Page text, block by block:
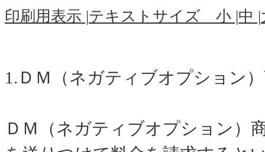
印刷用表示 |テキストサイズ 小 |中 |
1.ＤＭ（ネガティブオプション
ＤＭ（ネガティブオプション）